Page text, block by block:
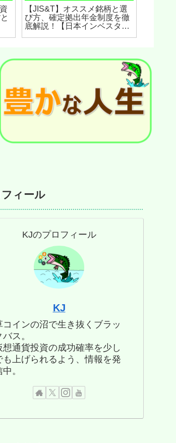
【JIS&T】オススメ銘柄と選
び方、確定拠出年金制度を徹
底解説！【日本インベスタ
ィール
KJのプロフィール
KJ
コインの沼で生き抜くブラッ
バス。
想通貨投資の成功確率を少し
も上げられるよう、情報を発
。